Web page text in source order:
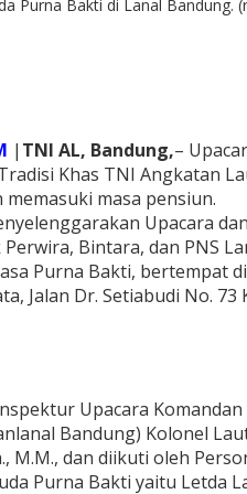
Purna Bakti di Lanal Bandung.
| TNI AL, Bandung,–
Khas TNI Angkatan
masa pensiun.
Upacara
Bintara, dan PNS
Purna Bakti, bertempat
Jalan Dr. Setiabudi No.
Upacara
Bandung) Kolonel
M.M., dan diikuti oleh
Purna Bakti yaitu Letda